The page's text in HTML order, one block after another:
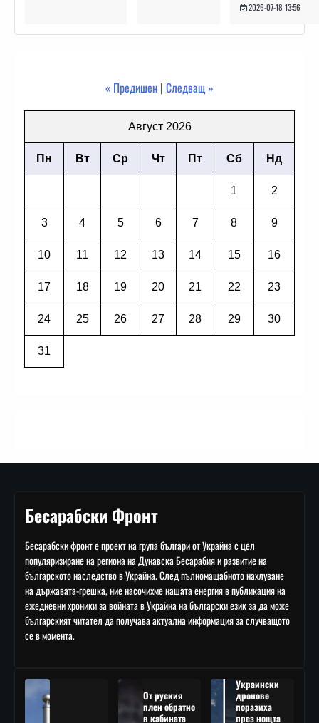
2026-07-18 13:56
« Предишен | Следващ »
Август 2026
Пн Вт Ср Чт Пт Сб Нд
1 2
3 4 5 6 7 8 9
10 11 12 13 14 15 16
17 18 19 20 21 22 23
24 25 26 27 28 29 30
31
Бесарабски Фронт
Бесарабски фронт е проект на група българи от Украйна с цел
популяризиране на региона на Дунавска Бесарабия и развитие на
българското наследство в Украйна. След пълномащабното нахлуване
на държавата-грешка, ние насочихме нашата енергия в публикация на
ежедневни хроники за войната в Украйна на български език за да може
българският читател да получава актуална информация за случващото
се в момента.
От руския
плен обратно
в кабината
Украински
дронове
поразиха
през нощта